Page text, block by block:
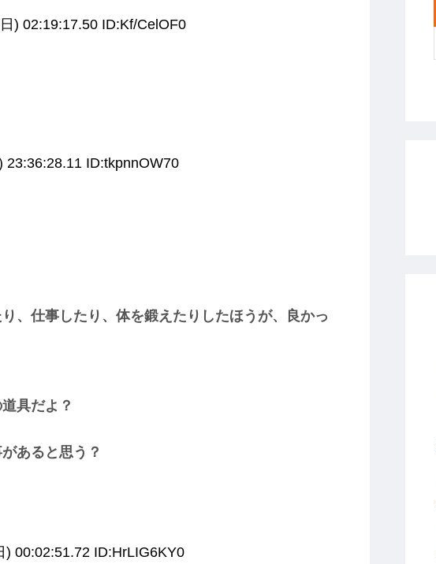
) 02:19:17.50 ID:Kf/CelOF0
23:36:28.11 ID:tkpnnOW70
、仕事したり、体を鍛えたりしたほうが、良かっ
具だよ？
あると思う？
) 00:02:51.72 ID:HrLIG6KY0